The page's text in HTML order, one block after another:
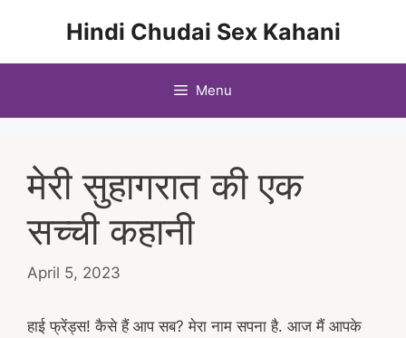
Hindi Chudai Sex Kahani
Menu
मेरी सुहागरात की एक
सच्ची कहानी
April 5, 2023
हाई फ्रेंड्स! कैसे हैं आप सब? मेरा नाम सपना है. आज मैं आपके